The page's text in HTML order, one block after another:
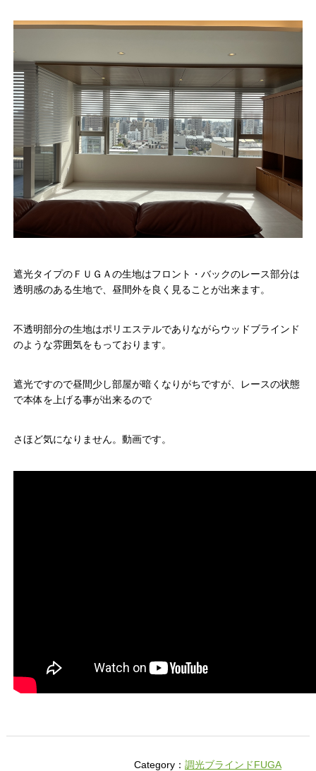
遮光タイプのＦＵＧＡの生地はフロント・バックのレース部分は
透明感のある生地で、昼間外を良く見ることが出来ます。
不透明部分の生地はポリエステルでありながらウッドブラインド
のような雰囲気をもっております。
遮光ですので昼間少し部屋が暗くなりがちですが、レースの状態
で本体を上げる事が出来るので
さほど気になりません。動画です。
Category：調光ブラインドFUGA